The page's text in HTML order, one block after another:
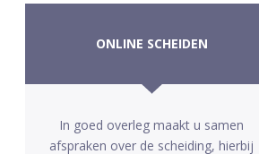
ONLINE SCHEIDEN
In goed overleg maakt u samen
afspraken over de scheiding, hierbij